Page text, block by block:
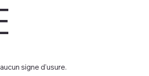
signe d'usure.